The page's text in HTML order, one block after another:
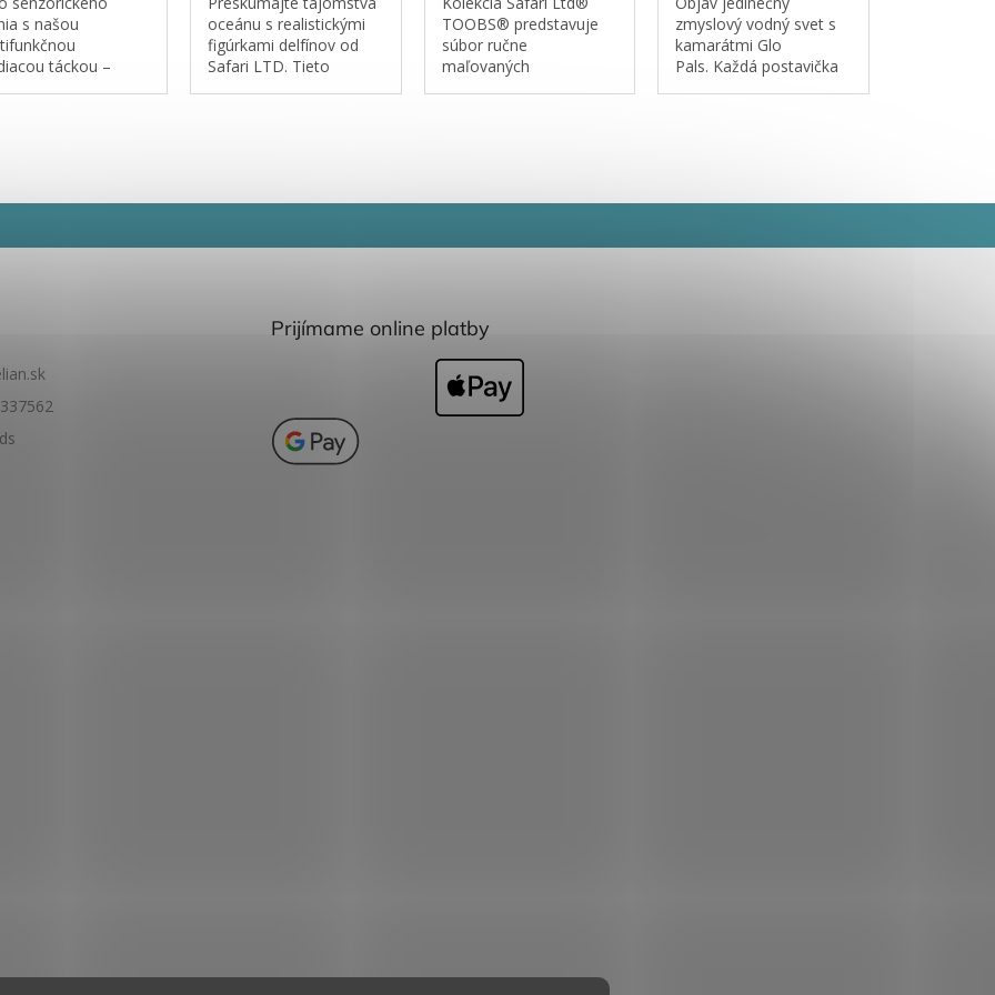
s našou
táckou –
oceánu s realistickými
figúrkami delfínov od
Safari LTD. Tieto
TOOBS® predstavuje
súbor ručne
maľovaných
zmyslový vodný svet s
kamarátmi Glo
Pals. Každá postavička
Prijímame online platby